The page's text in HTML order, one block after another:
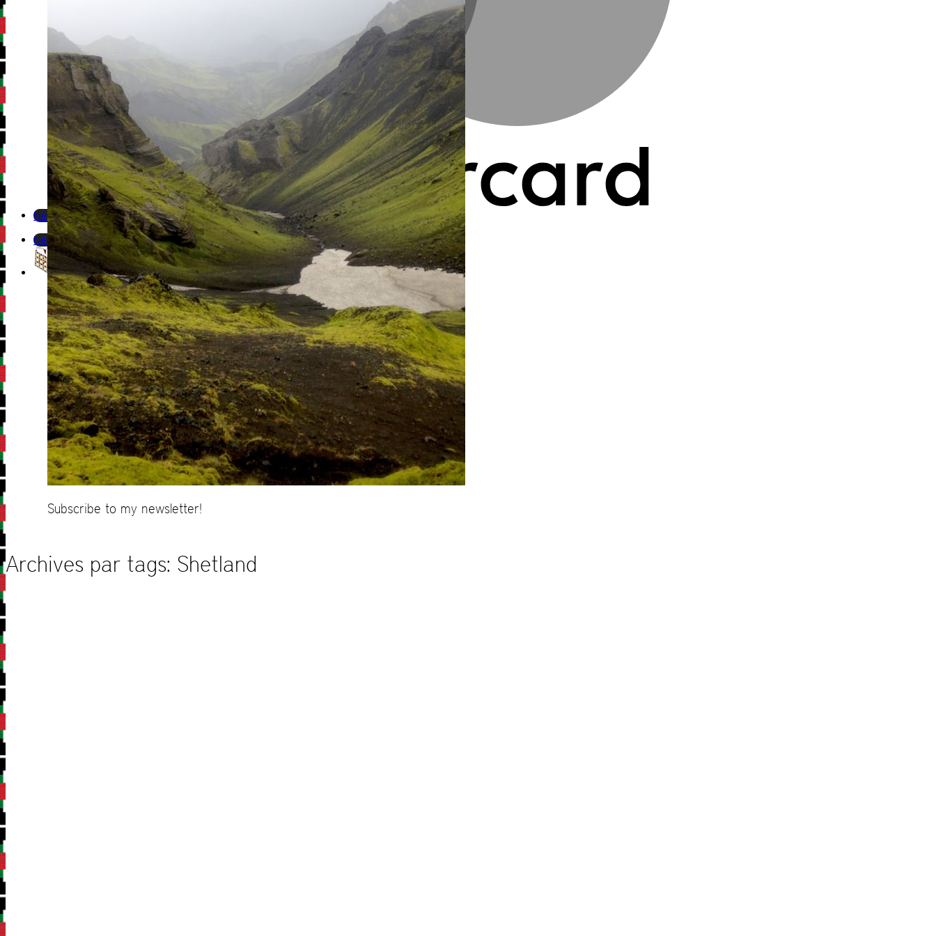
Newsletter
Newsletter
Subscribe to my newsletter!
Archives par tags: Shetland